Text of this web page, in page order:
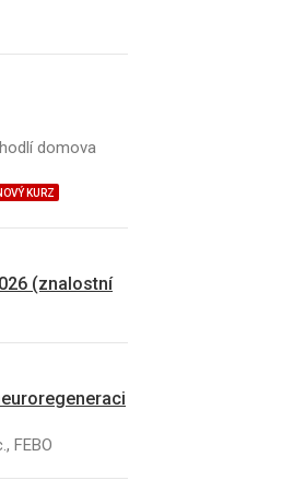
domova
KURZ
(znalostní
FEBO